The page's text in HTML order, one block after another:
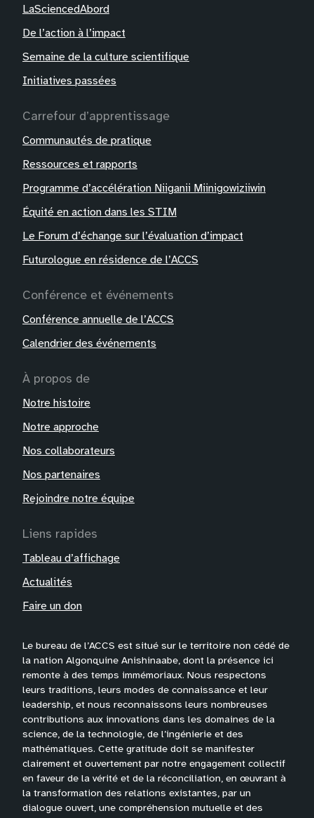
LaSciencedAbord
De l’action à l’impact
Semaine de la culture scientifique
Initiatives passées
Carrefour d’apprentissage
Communautés de pratique
Ressources et rapports
Programme d’accélération Niiganii Miinigowiziiwin
Équité en action dans les STIM
Le Forum d’échange sur l’évaluation d’impact
Futurologue en résidence de l’ACCS
Conférence et événements
Conférence annuelle de l’ACCS
Calendrier des événements
À propos de
Notre histoire
Notre approche
Nos collaborateurs
Nos partenaires
Rejoindre notre équipe
Liens rapides
Tableau d’affichage
Actualités
Faire un don
Le bureau de l’ACCS est situé sur le territoire non cédé de
la nation Algonquine Anishinaabe, dont la présence ici
remonte à des temps immémoriaux. Nous respectons
leurs traditions, leurs modes de connaissance et leur
leadership, et nous reconnaissons leurs nombreuses
contributions aux innovations dans les domaines de la
science, de la technologie, de l’ingénierie et des
mathématiques. Cette gratitude doit se manifester
clairement et ouvertement par notre engagement collectif
en faveur de la vérité et de la réconciliation, en œuvrant à
la transformation des relations existantes, par un
dialogue ouvert, une compréhension mutuelle et des